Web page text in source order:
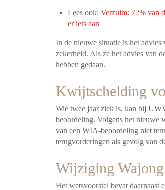
Lees ook: Verzuim: 72% van
er iets aan
In de nieuwe situatie is het
zekerheid. Als ze het advies van
hebben gedaan.
Kwijtschelding
Wie twee jaar ziek is, kan bij
beoordeling. Volgens het nieuwe
van een WIA-beoordeling niet
terugvorderingen als gevolg van
Wijziging Wajong
Het wetsvoorstel bevat